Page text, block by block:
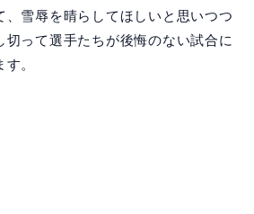
、雪辱を晴らしてほしいと思いつつ
切って選手たちが後悔のない試合に
。